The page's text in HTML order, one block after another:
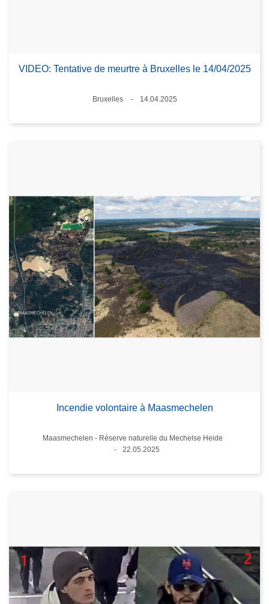
VIDEO: Tentative de meurtre à Bruxelles le 14/04/2025
Lieux
Bruxelles
14.04.2025
Incendie volontaire à Maasmechelen
Lieux
Maasmechelen - Réserve naturelle du Mechelse Heide
22.05.2025